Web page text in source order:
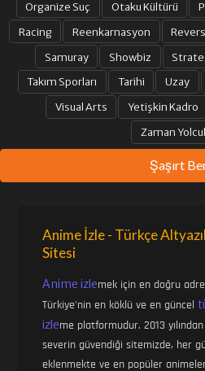
Organize Suç Otaku Kültürü
Racing
Reenkarnasyon
Samuray
Showbiz
Takım Sporları
Tarihi Uzay
Visual Arts
Yetişkin Kadro
Zaman
Şaşırt
Anime İzle - Türkçe
Sitesi
Anime izlemek için en doğru
Türkiye'nin en köklü ve en güncel
izleme platformudur. 2013
severin güvendiği sitemizde, her
eklenmekte ve en popüler